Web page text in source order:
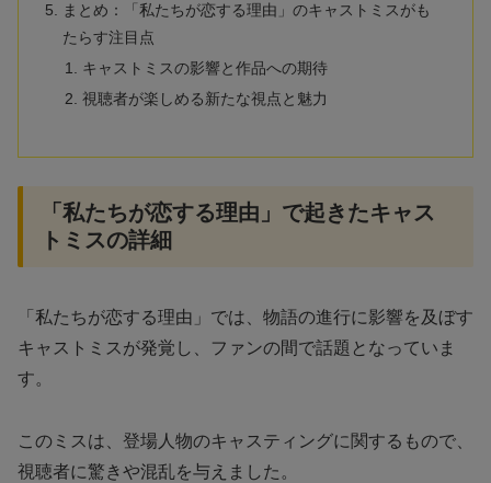
まとめ：「私たちが恋する理由」のキャストミスがも
たらす注目点
キャストミスの影響と作品への期待
視聴者が楽しめる新たな視点と魅力
「私たちが恋する理由」で起きたキャス
トミスの詳細
「私たちが恋する理由」では、物語の進行に影響を及ぼす
キャストミスが発覚し、ファンの間で話題となっていま
す。
このミスは、登場人物のキャスティングに関するもので、
視聴者に驚きや混乱を与えました。